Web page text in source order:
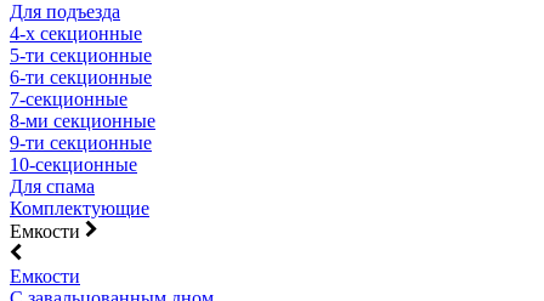
Для подъезда
4-х секционные
5-ти секционные
6-ти секционные
7-секционные
8-ми секционные
9-ти секционные
10-секционные
Для спама
Комплектующие
Емкости
Емкости